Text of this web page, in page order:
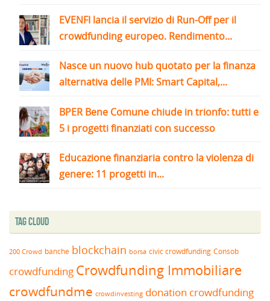
EVENFI lancia il servizio di Run-Off per il
crowdfunding europeo. Rendimento...
Nasce un nuovo hub quotato per la finanza
alternativa delle PMI: Smart Capital,...
BPER Bene Comune chiude in trionfo: tutti e
5 i progetti finanziati con successo
Educazione finanziaria contro la violenza di
genere: 11 progetti in...
Tag Cloud
200 Crowd banche blockchain borsa civic crowdfunding Consob
crowdfunding Crowdfunding Immobiliare
crowdfundme crowdinvesting donation crowdfunding